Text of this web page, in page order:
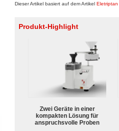
Dieser Artikel basiert auf dem Artikel Eletriptan
Produkt-Highlight
Zwei Geräte in einer
kompakten Lösung für
anspruchsvolle Proben